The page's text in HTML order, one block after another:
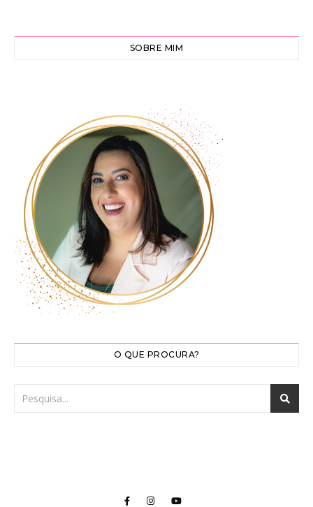
SOBRE MIM
O QUE PROCURA?